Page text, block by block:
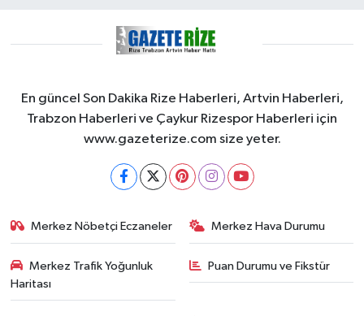
En güncel Son Dakika Rize Haberleri, Artvin Haberleri,
Trabzon Haberleri ve Çaykur Rizespor Haberleri için
www.gazeterize.com size yeter.
Merkez Nöbetçi Eczaneler Merkez Hava Durumu
Merkez Trafik Yoğunluk
Haritası
Puan Durumu ve Fikstür